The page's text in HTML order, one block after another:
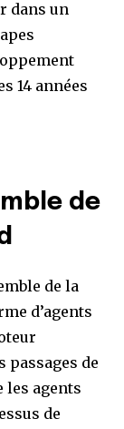
dans un
14 années
de
de la
d’agents
passages de
les agents
de